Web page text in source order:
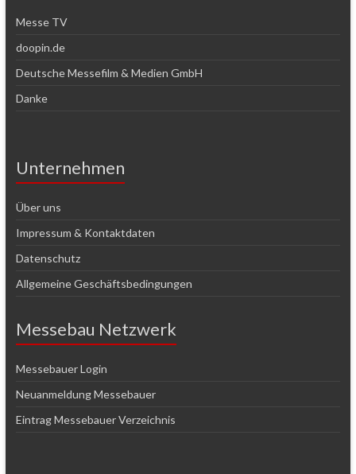
Messe TV
doopin.de
Deutsche Messefilm & Medien GmbH
Danke
Unternehmen
Über uns
Impressum & Kontaktdaten
Datenschutz
Allgemeine Geschäftsbedingungen
Messebau Netzwerk
Messebauer Login
Neuanmeldung Messebauer
Eintrag Messebauer Verzeichnis